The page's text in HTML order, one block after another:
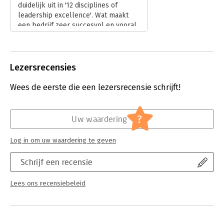
duidelijk uit in '12 disciplines of
leadership excellence'. Wat maakt
een bedrijf zeer succesvol en vooral,
vele andere boeken van Amerikaanse
enorm veel open deuren. De manier
Lezersrecensies
Wees de eerste die een lezersrecensie schrijft!
Schrijf een recensie
Lees ons recensiebeleid
Uw waardering ?
Log in om uw waardering te geven